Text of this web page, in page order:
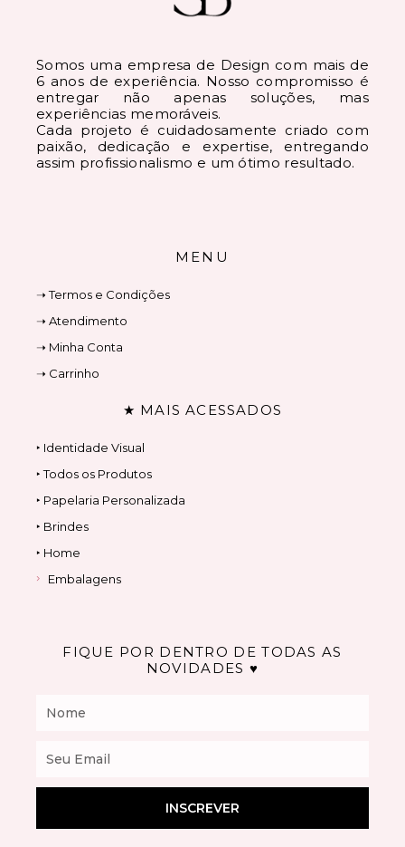
Somos uma empresa de Design com mais de
6 anos de experiência. Nosso compromisso é
entregar não apenas soluções, mas
experiências memoráveis.
Cada projeto é cuidadosamente criado com
paixão, dedicação e expertise, entregando
assim profissionalismo e um ótimo resultado.
MENU
➝ Termos e Condições
➝ Atendimento
➝ Minha Conta
➝ Carrinho
★ MAIS ACESSADOS
‣ Identidade Visual
‣ Todos os Produtos
‣ Papelaria Personalizada
‣ Brindes
‣ Home
Embalagens
FIQUE POR DENTRO DE TODAS AS
NOVIDADES ♥
INSCREVER